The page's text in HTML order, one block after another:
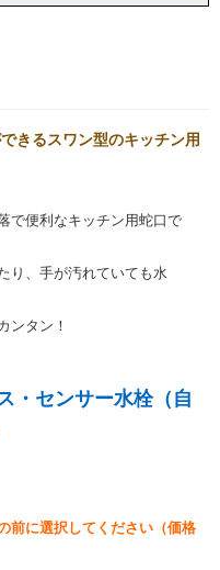
きるスワン型のキッチン用
で便利なキッチン用蛇口で
り、手が汚れていても水
ンタン！
・センサー水栓（自
前に選択してください（価格